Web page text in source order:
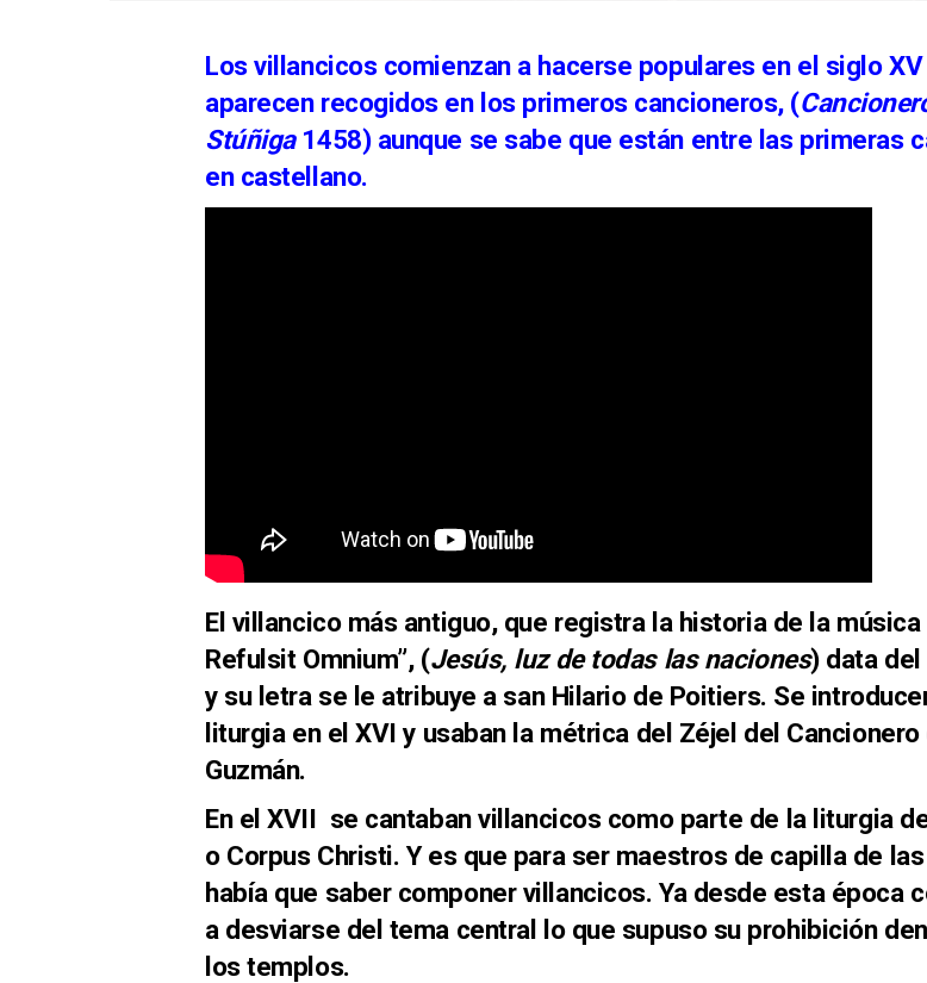
Los villancicos comienzan a hacerse populares en el siglo
aparecen recogidos en los primeros cancioneros, (
Stúñiga 1458) aunque se sabe que están entre las primeras
en castellano.
El villancico más antiguo, que registra la historia de la música
Refulsit Omnium”, (Jesús, luz de todas las naciones) data
y su letra se le atribuye a san Hilario de Poitiers. Se
liturgia en el XVI y usaban la métrica del Zéjel del Cancionero
Guzmán.
En el XVII se cantaban villancicos como parte de la liturgia
o Corpus Christi. Y es que para ser maestros de capilla de
había que saber componer villancicos. Ya desde esta época
a desviarse del tema central lo que supuso su prohibición
los templos.